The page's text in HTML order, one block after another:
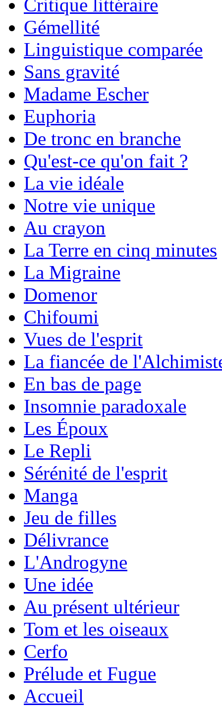
Critique littéraire
Gémellité
Linguistique comparée
Sans gravité
Madame Escher
Euphoria
De tronc en branche
Qu'est-ce qu'on fait ?
La vie idéale
Notre vie unique
Au crayon
La Terre en cinq minutes
La Migraine
Domenor
Chifoumi
Vues de l'esprit
La fiancée de
En bas de page
Insomnie paradoxale
Les Époux
Le Repli
Sérénité de l'esprit
Manga
Jeu de filles
Délivrance
L'Androgyne
Une idée
Au présent ultérieur
Tom et les oiseaux
Cerfo
Prélude et Fugue
Accueil